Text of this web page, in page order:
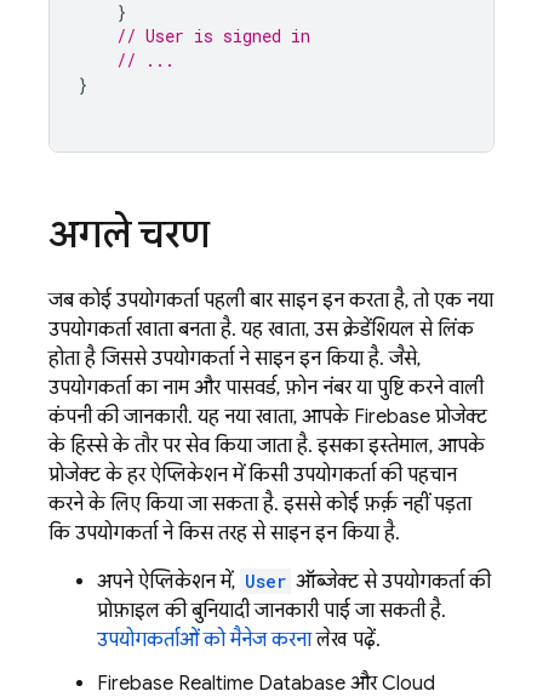
}
// User is signed in
// ...
}
अगले चरण
जब कोई उपयोगकर्ता पहली बार साइन इन करता है, तो एक नया
उपयोगकर्ता खाता बनता है. यह खाता, उस क्रेडेंशियल से लिंक
होता है जिससे उपयोगकर्ता ने साइन इन किया है. जैसे,
उपयोगकर्ता का नाम और पासवर्ड, फ़ोन नंबर या पुष्टि करने वाली
कंपनी की जानकारी. यह नया खाता, आपके Firebase प्रोजेक्ट
के हिस्से के तौर पर सेव किया जाता है. इसका इस्तेमाल, आपके
प्रोजेक्ट के हर ऐप्लिकेशन में किसी उपयोगकर्ता की पहचान
करने के लिए किया जा सकता है. इससे कोई फ़र्क़ नहीं पड़ता
कि उपयोगकर्ता ने किस तरह से साइन इन किया है.
अपने ऐप्लिकेशन में, User ऑब्जेक्ट से उपयोगकर्ता की
प्रोफ़ाइल की बुनियादी जानकारी पाई जा सकती है.
उपयोगकर्ताओं को मैनेज करनालेख पढ़ें.
Firebase Realtime Database औरCloud